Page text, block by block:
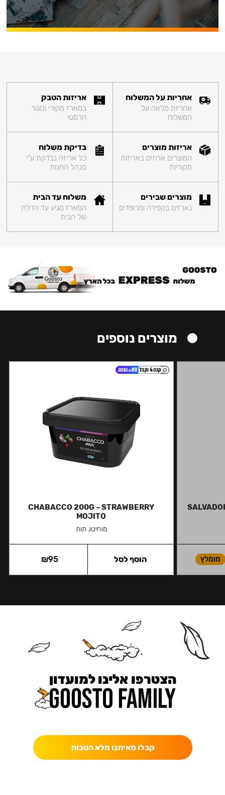
אחריות על המשלוח
אחריות מלאה על
המשלוח
אריזות הטבק
במארז מקורי וסגור
הרמטי
אריזות מוצרים
המוצרים ארוזים באריזות
מקוריות
בדיקת משלוח
כל אריזה נבדקת ע"י
מנהל החנות
מוצרים שבירים
נארזים בקפידה ומרופדים
משלוח עד הבית
המארז מגיע עד הדלת
של הבית
מוצרים נוספים
מומלץ
קל
CHABACCO 200G – STRAWBERRY
MOJITO
מוחיטו, תות
₪95 הוסף לסל
הצטרפו אלינו למועדון
קבלו מאיתנו מלא הטבות